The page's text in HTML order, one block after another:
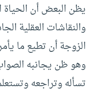
يظن البعض أن الحياة
والنقاشات العقلية
الزوجة أن تطيع ما
وهو ظن يجانبه
تسأله وتراجعه